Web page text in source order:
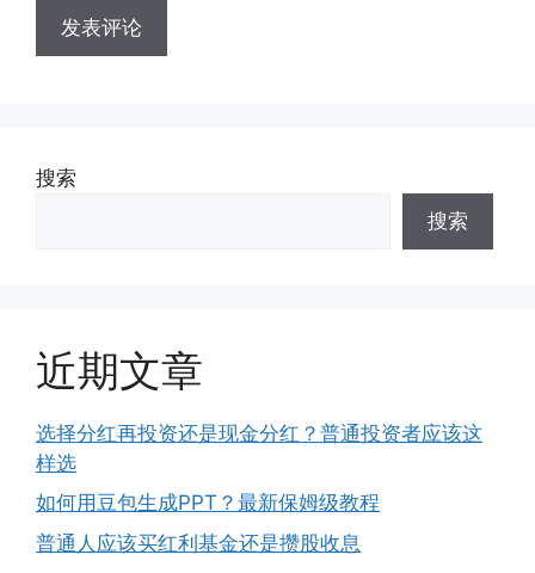
搜索
搜索
近期文章
选择分红再投资还是现金分红？普通投资者应该这
样选
如何用豆包生成PPT？最新保姆级教程
普通人应该买红利基金还是攒股收息